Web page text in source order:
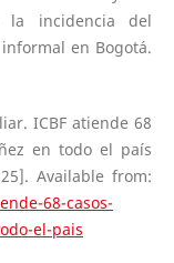
la incidencia del
en Bogotá.
ICBF atiende 68
en todo el país
Available from:
68-casos-
el-pais